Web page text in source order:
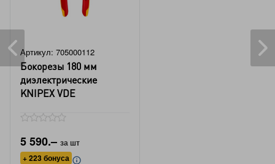
Артикул: 705000112
Бокорезы 180 мм
диэлектрические
KNIPEX VDE
5 590.– за шт
+ 223 бонуса